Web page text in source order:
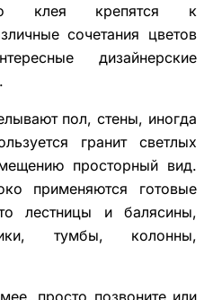
клея крепятся к
сочетания цветов
дизайнерские
пол, стены, иногда
гранит светлых
просторный вид.
применяются готовые
лестницы и балясины,
тумбы, колонны,
просто позвоните или